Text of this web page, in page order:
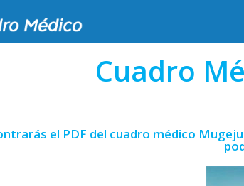
Cuadro
el PDF del cuadro médico